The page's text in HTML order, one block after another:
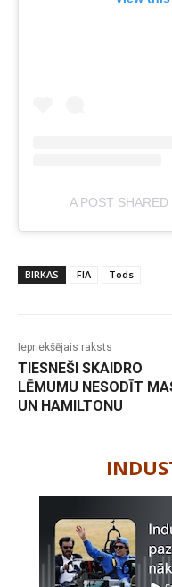
A POST
BIRKAS FIA Tods
Iepriekšējais raksts
TIESNEŠI SKAIDRO
LĒMUMU NESODĪT
UN HAMILTONU